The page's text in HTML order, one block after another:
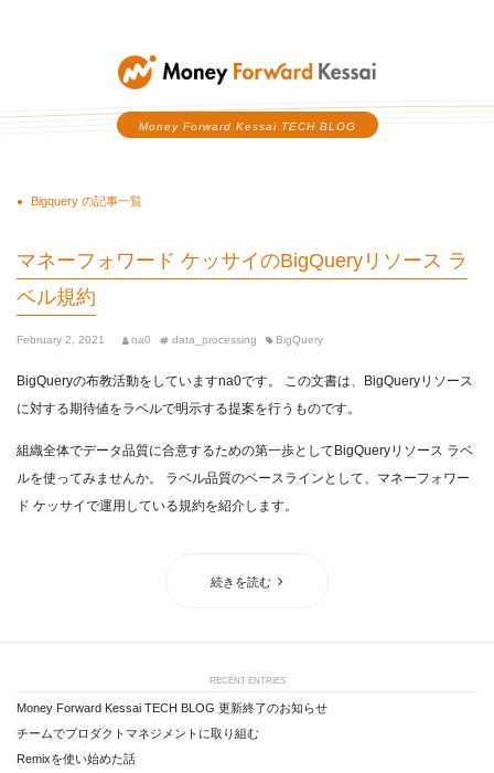
Money Forward Kessai
Money Forward Kessai TECH BLOG
Bigquery の記事一覧
マネーフォワード ケッサイのBigQueryリソース ラ
ベル規約
February 2, 2021 na0 data_processing BigQuery
BigQueryの布教活動をしていますna0です。 この文書は、BigQueryリソース
に対する期待値をラベルで明示する提案を行うものです。
組織全体でデータ品質に合意するための第一歩としてBigQueryリソース ラベ
ルを使ってみませんか。 ラベル品質のベースラインとして、マネーフォワー
ド ケッサイで運用している規約を紹介します。
続きを読む
RECENT ENTRIES
Money Forward Kessai TECH BLOG 更新終了のお知らせ
チームでプロダクトマネジメントに取り組む
Remixを使い始めた話